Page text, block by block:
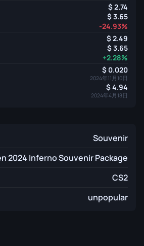
2.74
3.65
-24.93%
2.49
3.65
+2.28%
0.020
2024年11月10日
4.94
2024年4月18日
Souvenir
2024 Inferno Souvenir Package
CS2
unpopular